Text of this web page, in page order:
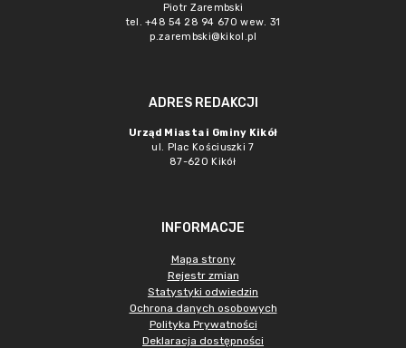
Piotr Zarembski
tel. +48 54 28 94 670 wew. 31
p.zarembski@kikol.pl
ADRES REDAKCJI
Urząd Miasta i Gminy Kikół
ul. Plac Kościuszki 7
87-620 Kikół
INFORMACJE
Mapa strony
Rejestr zmian
Statystyki odwiedzin
Ochrona danych osobowych
Polityka Prywatności
Deklaracja dostępności